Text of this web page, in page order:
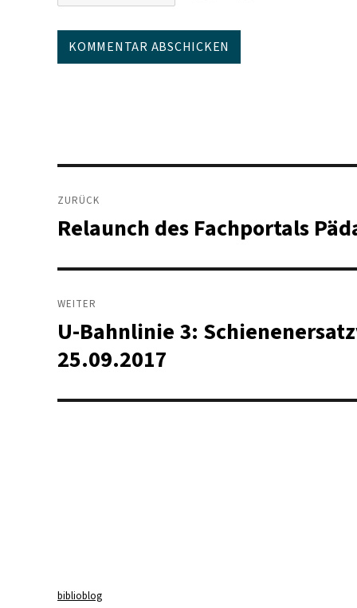
Beitragsnavigation
ZURÜCK
Vorheriger
Relaunch des Fachportals
WEITER
Nächster
Beitrag:
U-Bahnlinie 3:
25.09.2017
biblioblog